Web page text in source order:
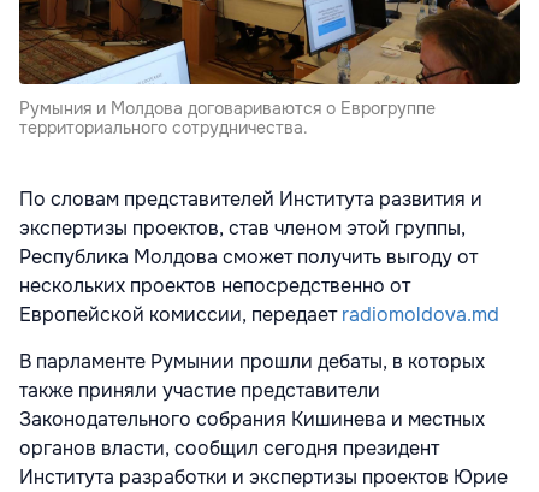
Румыния и Молдова договариваются о Еврогруппе
территориального сотрудничества.
По словам представителей Института развития и
экспертизы проектов, став членом этой группы,
Республика Молдова сможет получить выгоду от
нескольких проектов непосредственно от
Европейской комиссии, передаетradiomoldova.md
В парламенте Румынии прошли дебаты, в которых
также приняли участие представители
Законодательного собрания Кишинева и местных
органов власти, сообщил сегодня президент
Института разработки и экспертизы проектов Юрие